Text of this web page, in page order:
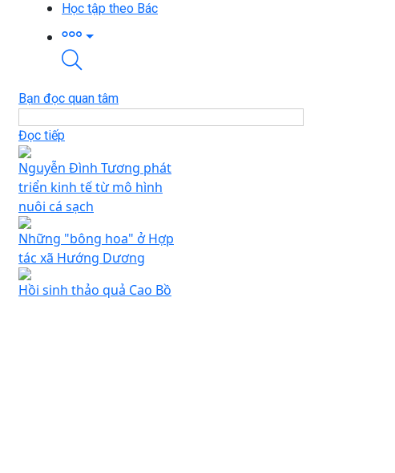
Học tập theo Bác
Bạn đọc quan tâm
Đọc tiếp
Nguyễn Đình Tương phát
triển kinh tế từ mô hình
nuôi cá sạch
Những "bông hoa" ở Hợp
tác xã Hướng Dương
Hồi sinh thảo quả Cao Bồ